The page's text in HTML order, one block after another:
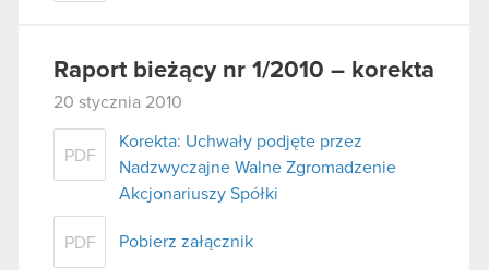
Raport bieżący nr 1/2010 – korekta
20 stycznia 2010
PDF
Korekta: Uchwały podjęte przez
Nadzwyczajne Walne Zgromadzenie
Akcjonariuszy Spółki
PDF Pobierz załącznik